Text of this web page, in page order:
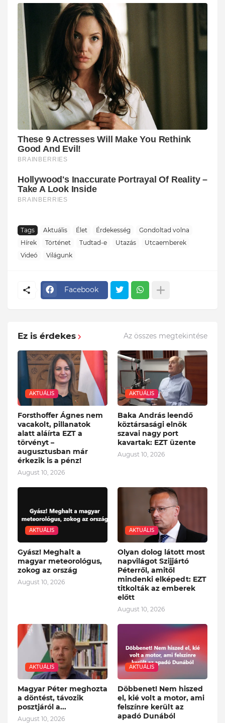
Tags Aktuális Élet Érdekesség
Gondoltad volna
Hírek
Történet Tudtad-e Utazás
Utcaemberek
Videó
Világunk
Facebook
Ez is érdekes Az összes megtekintése
AKTUÁLIS
Forsthoffer Ágnes nem
vacakolt, pillanatok
alatt aláírta EZT a
törvényt –
augusztusban már
érkezik is a pénz!
August 10, 2026
AKTUÁLIS
Baka András leendő
köztársasági elnök
szavai nagy port
kavartak: EZT üzente
August 10, 2026
AKTUÁLIS
Gyász! Meghalt a
magyar meteorológus,
zokog az ország
August 10, 2026
AKTUÁLIS
Olyan dolog látott most
napvilágot Szijjártó
Péterről, amitől
mindenki elképedt: EZT
titkolták az emberek
előtt
August 10, 2026
AKTUÁLIS
Magyar Péter meghozta
a döntést, távozik
posztjáról a...
August 10, 2026
AKTUÁLIS
Döbbenet! Nem hiszed
el, kié volt a motor, ami
felszínre került az
apadó Dunából